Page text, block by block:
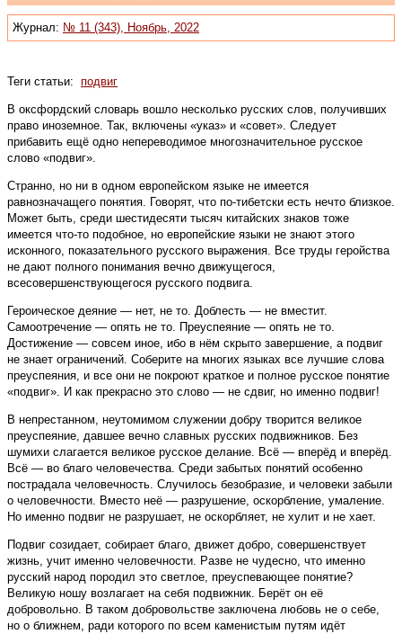
Журнал: № 11 (343), Ноябрь, 2022
Теги статьи: подвиг
В оксфордский словарь вошло несколько русских слов, получивших
право иноземное. Так, включены «указ» и «совет». Следует
прибавить ещё одно непереводимое многозначительное русское
слово «подвиг».
Странно, но ни в одном европейском языке не имеется
равнозначащего понятия. Говорят, что по-тибетски есть нечто близкое.
Может быть, среди шестидесяти тысяч китайских знаков тоже
имеется что-то подобное, но европейские языки не знают этого
исконного, показательного русского выражения. Все труды геройства
не дают полного понимания вечно движущегося,
всесовершенствующегося русского подвига.
Героическое деяние — нет, не то. Доблесть — не вместит.
Самоотречение — опять не то. Преуспеяние — опять не то.
Достижение — совсем иное, ибо в нём скрыто завершение, а подвиг
не знает ограничений. Соберите на многих языках все лучшие слова
преуспеяния, и все они не покроют краткое и полное русское понятие
«подвиг». И как прекрасно это слово — не сдвиг, но именно подвиг!
В непрестанном, неутомимом служении добру творится великое
преуспеяние, давшее вечно славных русских подвижников. Без
шумихи слагается великое русское делание. Всё — вперёд и вперёд.
Всё — во благо человечества. Среди забытых понятий особенно
пострадала человечность. Случилось безобразие, и человеки забыли
о человечности. Вместо неё — разрушение, оскорбление, умаление.
Но именно подвиг не разрушает, не оскорбляет, не хулит и не хает.
Подвиг созидает, собирает благо, движет добро, совершенствует
жизнь, учит именно человечности. Разве не чудесно, что именно
русский народ породил это светлое, преуспевающее понятие?
Великую ношу возлагает на себя подвижник. Берёт он её
добровольно. В таком добровольстве заключена любовь не о себе,
но о ближнем, ради которого по всем каменистым путям идёт